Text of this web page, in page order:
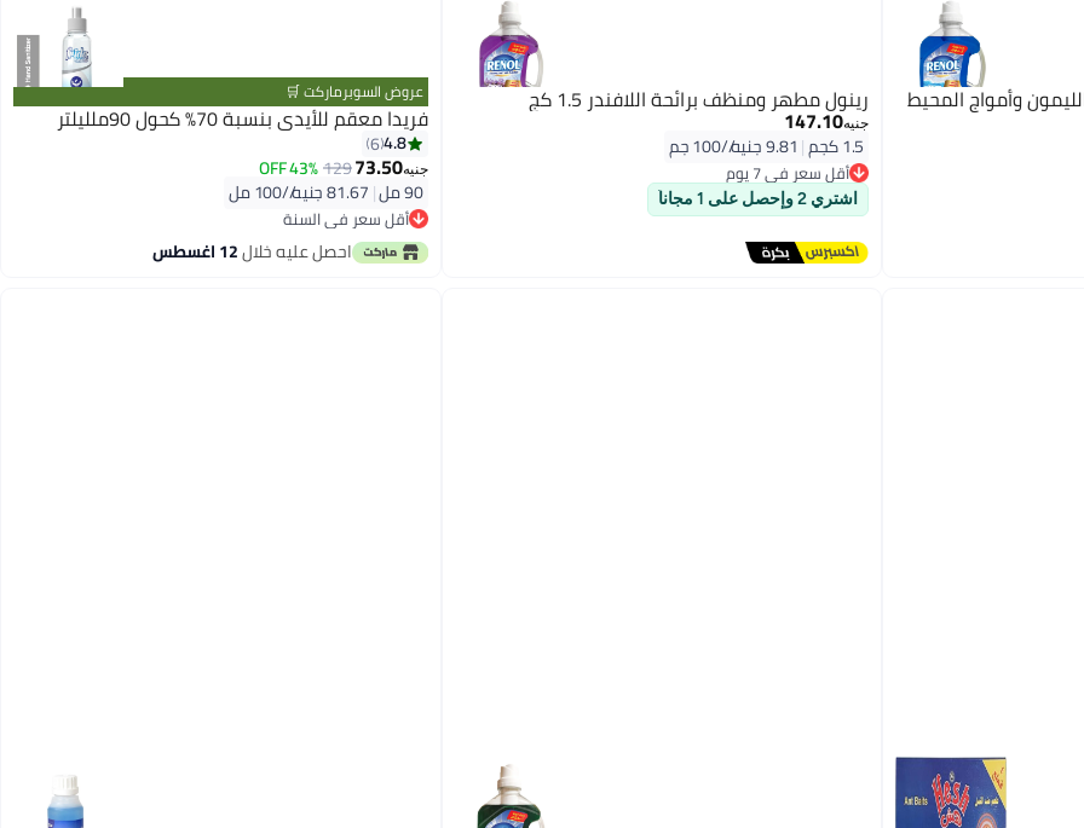
وأمواج المحيط رينول مطهر ومنظف برائحة اللافندر 1.5 كج
جنيه147.10
1.5 كجم |
أقل سعر في 7 يوم
توصيل مجاني
أقل سعر في 7 يوم
اشتري 2 وإحصل على 1 مجاناً
عروض السوبرماركت 🛒
فريدا معقم للأيدى بنسبة 70% كحول 90ملليلتر
4.8
6
جنيه73.50
129
43% OFF
90 مل |
أقل سعر في السنة
أقل سعر في السنةاحصل عليه خلال12 اغسطس